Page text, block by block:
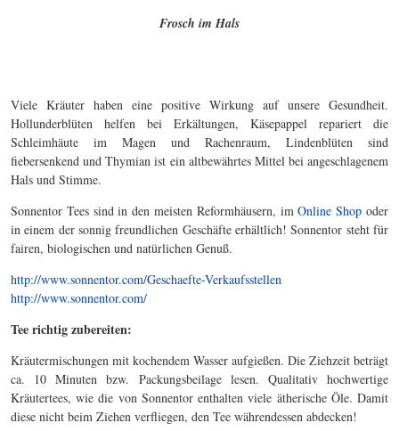
Frosch im Hals
Viele Kräuter haben eine positive Wirkung auf unsere Gesundheit.
Hollunderblüten helfen bei Erkältungen, Käsepappel repariert die
Schleimhäute im Magen und Rachenraum, Lindenblüten sind
fiebersenkend und Thymian ist ein altbewährtes Mittel bei angeschlagenem
Hals und Stimme.
Sonnentor Tees sind in den meisten Reformhäusern, imOnline Shop oder
in einem der sonnig freundlichen Geschäfte erhältlich! Sonnentor steht für
fairen, biologischen und natürlichen Genuß.
http://www.sonnentor.com/Geschaefte-Verkaufsstellen
http://www.sonnentor.com/
Tee richtig zubereiten:
Kräutermischungen mit kochendem Wasser aufgießen. Die Ziehzeit beträgt
ca. 10 Minuten bzw. Packungsbeilage lesen. Qualitativ hochwertige
Kräutertees, wie die von Sonnentor enthalten viele ätherische Öle. Damit
diese nicht beim Ziehen verfliegen, den Tee währendessen abdecken!